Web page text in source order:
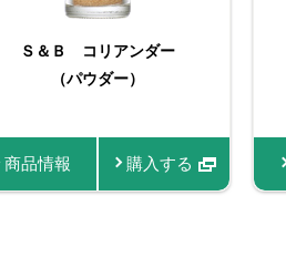
名匠にんにく
商品情報 購入する
Ｓ＆Ｂ 袋入りターメリ
ック（パウダー） ファ
商品情報 購入する
Ｓ＆Ｂ 袋入りクミン
（パウダー） ファスナ
商品情報 購入する
Ｓ＆Ｂ コリアンダー
（パウダー）
商品情報 購入する
バリュースパイスガラム
マサラ
商品情報